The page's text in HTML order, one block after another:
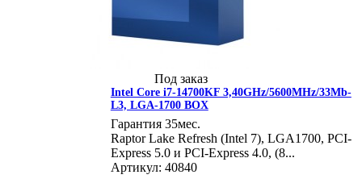
Под заказ
Intel Core i7-14700KF 3,40GHz/5600MHz/33Mb-
L3, LGA-1700 BOX
Гарантия 35мес.
Raptor Lake Refresh (Intel 7), LGA1700, PCI-
Express 5.0 и PCI-Express 4.0, (8...
Артикул: 40840